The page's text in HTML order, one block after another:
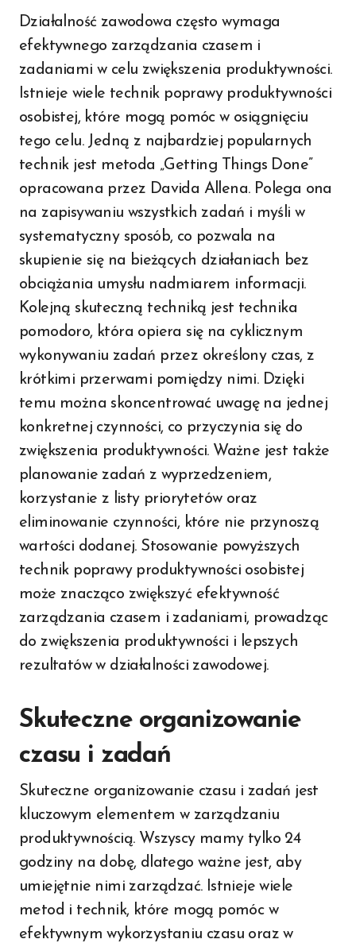
Działalność zawodowa często wymaga
efektywnego zarządzania czasem i
zadaniami w celu zwiększenia produktywności.
Istnieje wiele technik poprawy produktywności
osobistej, które mogą pomóc w osiągnięciu
tego celu. Jedną z najbardziej popularnych
technik jest metoda „Getting Things Done”
opracowana przez Davida Allena. Polega ona
na zapisywaniu wszystkich zadań i myśli w
systematyczny sposób, co pozwala na
skupienie się na bieżących działaniach bez
obciążania umysłu nadmiarem informacji.
Kolejną skuteczną techniką jest technika
pomodoro, która opiera się na cyklicznym
wykonywaniu zadań przez określony czas, z
krótkimi przerwami pomiędzy nimi. Dzięki
temu można skoncentrować uwagę na jednej
konkretnej czynności, co przyczynia się do
zwiększenia produktywności. Ważne jest także
planowanie zadań z wyprzedzeniem,
korzystanie z listy priorytetów oraz
eliminowanie czynności, które nie przynoszą
wartości dodanej. Stosowanie powyższych
technik poprawy produktywności osobistej
może znacząco zwiększyć efektywność
zarządzania czasem i zadaniami, prowadząc
do zwiększenia produktywności i lepszych
rezultatów w działalności zawodowej.
Skuteczne organizowanie
czasu i zadań
Skuteczne organizowanie czasu i zadań jest
kluczowym elementem w zarządzaniu
produktywnością. Wszyscy mamy tylko 24
godziny na dobę, dlatego ważne jest, aby
umiejętnie nimi zarządzać. Istnieje wiele
metod i technik, które mogą pomóc w
efektywnym wykorzystaniu czasu oraz w